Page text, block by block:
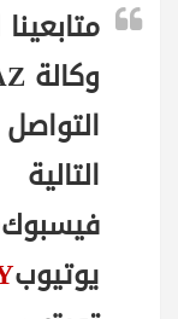
التالية
فيسبوك
يوتيوب